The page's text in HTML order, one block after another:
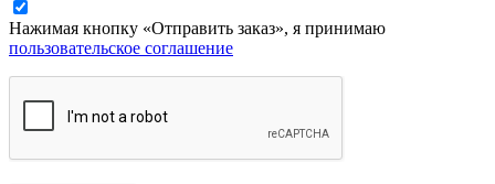
Нажимая кнопку «Отправить заказ», я принимаю
пользовательское соглашение